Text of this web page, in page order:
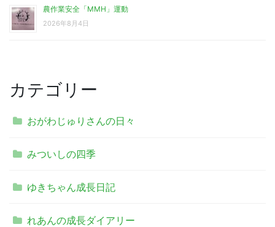
農作業安全「MMH」運動
2026年8月4日
カテゴリー
おがわじゅりさんの日々
みついしの四季
ゆきちゃん成長日記
れあんの成長ダイアリー